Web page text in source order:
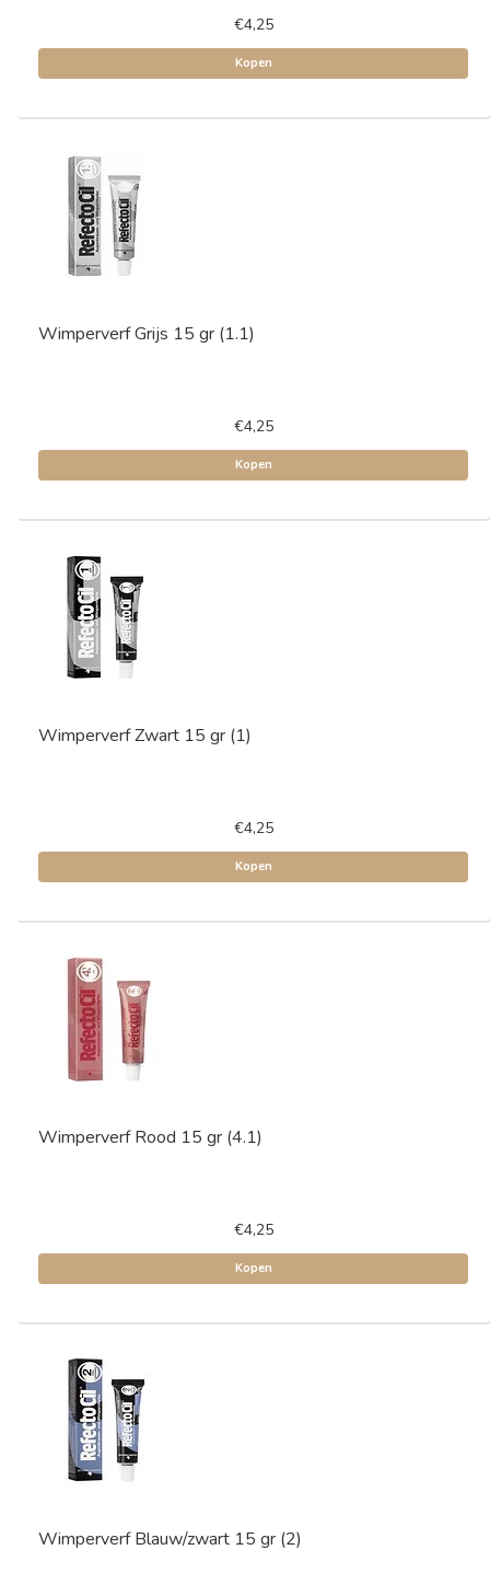
€4,25
Kopen
Wimperverf Grijs 15 gr (1.1)
€4,25
Kopen
Wimperverf Zwart 15 gr (1)
€4,25
Kopen
Wimperverf Rood 15 gr (4.1)
€4,25
Kopen
Wimperverf Blauw/zwart 15 gr (2)